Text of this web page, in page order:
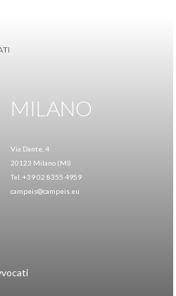
MILANO
Via Dante, 4
20123 Milano (MI)
Tel. +39 02 8355 4959
campeis@campeis.eu